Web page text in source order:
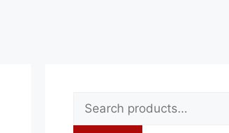
Search
for: